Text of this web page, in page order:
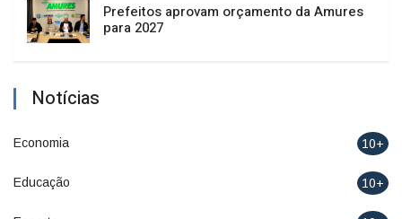
Prefeitos aprovam orçamento da Amures
para 2027
Notícias
Economia 10+
Educação 10+